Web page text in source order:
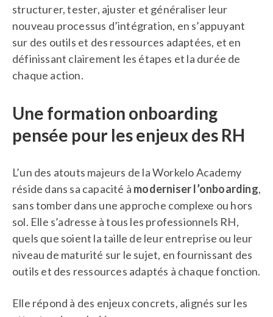
structurer, tester, ajuster et généraliser leur
nouveau processus d’intégration, en s’appuyant
sur des outils et des ressources adaptées, et en
définissant clairement les étapes et la durée de
chaque action.
Une formation onboarding
pensée pour les enjeux des RH
L’un des atouts majeurs de la Workelo Academy
réside dans sa capacité à moderniser l’onboarding,
sans tomber dans une approche complexe ou hors
sol. Elle s’adresse à tous les professionnels RH,
quels que soient la taille de leur entreprise ou leur
niveau de maturité sur le sujet, en fournissant des
outils et des ressources adaptés à chaque fonction.
Elle répond à des enjeux concrets, alignés sur les